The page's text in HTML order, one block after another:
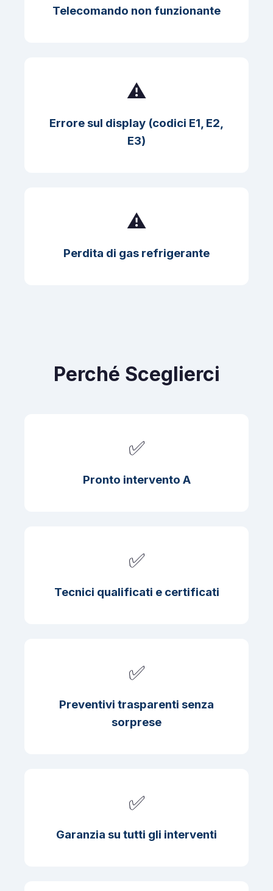
Telecomando non funzionante
⚠️
Errore sul display (codici E1, E2,
E3)
⚠️
Perdita di gas refrigerante
Perché Sceglierci
✅
Pronto intervento A
✅
Tecnici qualificati e certificati
✅
Preventivi trasparenti senza
sorprese
✅
Garanzia su tutti gli interventi